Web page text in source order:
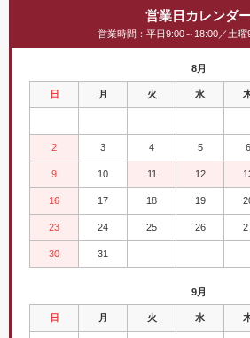
営業日カレンダ
営業時間：平日9:00～18:00／土曜
8月
日 月 火 水
2 3 4 5 6
9 10 11 12
16 17 18 19
23 24 25 26
30 31
9月
日 月 火 水